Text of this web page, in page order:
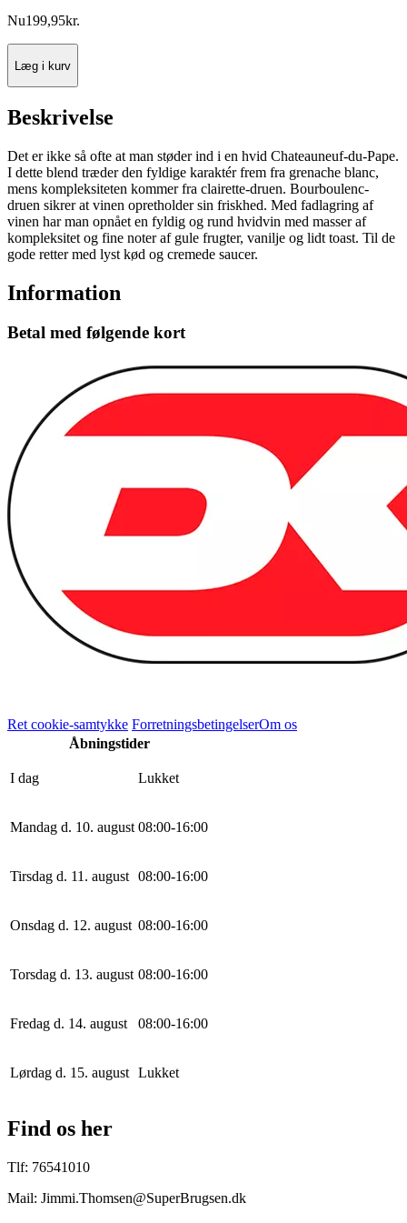
Nu199,95kr.
Læg i kurv
Beskrivelse
Det er ikke så ofte at man støder ind i en hvid Chateauneuf-du-Pape.
I dette blend træder den fyldige karaktér frem fra grenache blanc,
mens kompleksiteten kommer fra clairette-druen. Bourboulenc-
druen sikrer at vinen opretholder sin friskhed. Med fadlagring af
vinen har man opnået en fyldig og rund hvidvin med masser af
kompleksitet og fine noter af gule frugter, vanilje og lidt toast. Til de
gode retter med lyst kød og cremede saucer.
Information
Betal med følgende kort
Ret cookie-samtykke ForretningsbetingelserOm os
Åbningstider
I dag Lukket
Mandag d. 10. august 08:00-16:00
Tirsdag d. 11. august 08:00-16:00
Onsdag d. 12. august 08:00-16:00
Torsdag d. 13. august 08:00-16:00
Fredag d. 14. august 08:00-16:00
Lørdag d. 15. august Lukket
Find os her
Tlf: 76541010
Mail: Jimmi.Thomsen@SuperBrugsen.dk